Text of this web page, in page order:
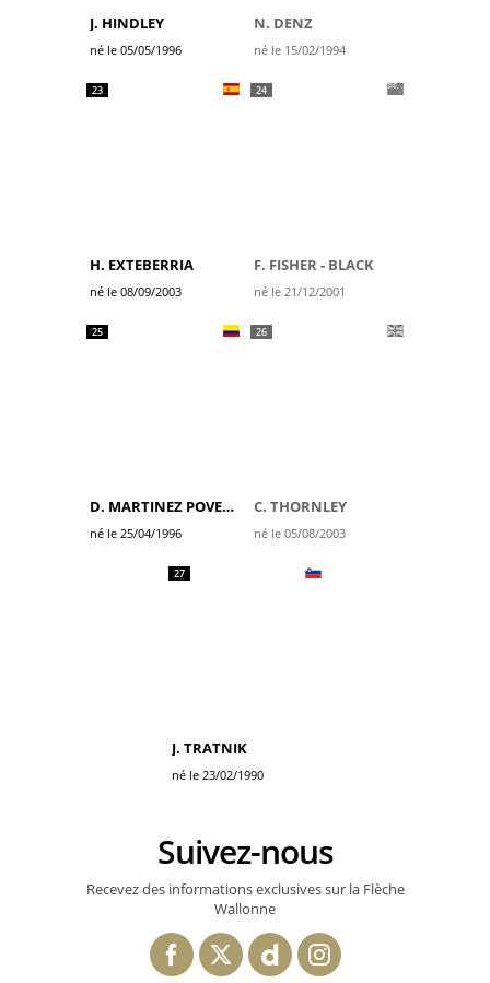
J. HINDLEY
né le 05/05/1996
N. DENZ
né le 15/02/1994
23
H. EXTEBERRIA
né le 08/09/2003
24
F. FISHER - BLACK
né le 21/12/2001
25
D. MARTINEZ POVEDA
né le 25/04/1996
26
C. THORNLEY
né le 05/08/2003
27
J. TRATNIK
né le 23/02/1990
Suivez-nous
Recevez des informations exclusives sur la Flèche
Wallonne